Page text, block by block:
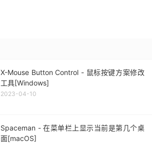
X-Mouse Button Control - 鼠标按键方案修改
工具[Windows]
2023-04-10
Spaceman - 在菜单栏上显示当前是第几个桌
面[macOS]